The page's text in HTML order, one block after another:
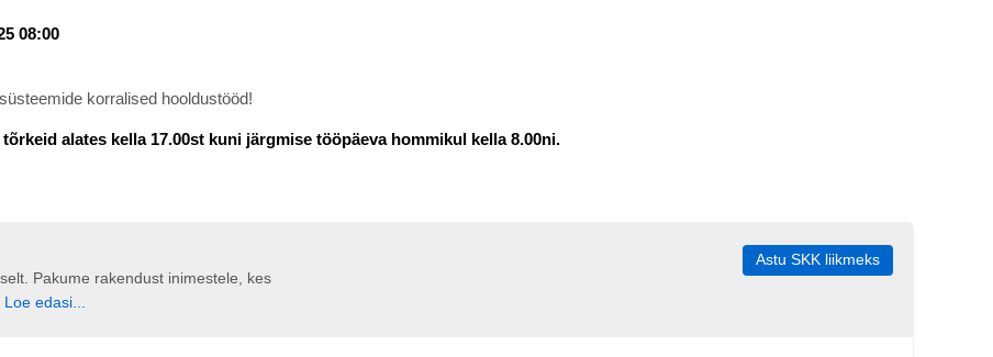
08:00
korralised hooldustööd!
alates kella 17.00st kuni järgmise tööpäeva hommikul kella 8.00ni.
Pakume rakendust inimestele, kes
Loe edasi...
Astu SKK liikmeks